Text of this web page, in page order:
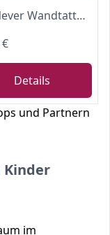
wondever Wandtattoo Kinderzimmer Groß Baum Wandaufkleber Waldtiere Fuchs Eule Wandsticker Wanddeko für Babyzimmer Kinderzimmer Schlafzimmer
Details
und Partnern
Kinder
im